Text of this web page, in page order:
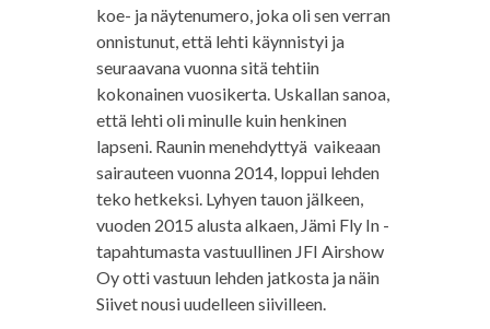
koe- ja näytenumero, joka oli sen verran
onnistunut, että lehti käynnistyi ja
seuraavana vuonna sitä tehtiin
kokonainen vuosikerta. Uskallan sanoa,
että lehti oli minulle kuin henkinen
lapseni. Raunin menehdyttyä vaikeaan
sairauteen vuonna 2014, loppui lehden
teko hetkeksi. Lyhyen tauon jälkeen,
vuoden 2015 alusta alkaen, Jämi Fly In -
tapahtumasta vastuullinen JFI Airshow
Oy otti vastuun lehden jatkosta ja näin
Siivet nousi uudelleen siivilleen.